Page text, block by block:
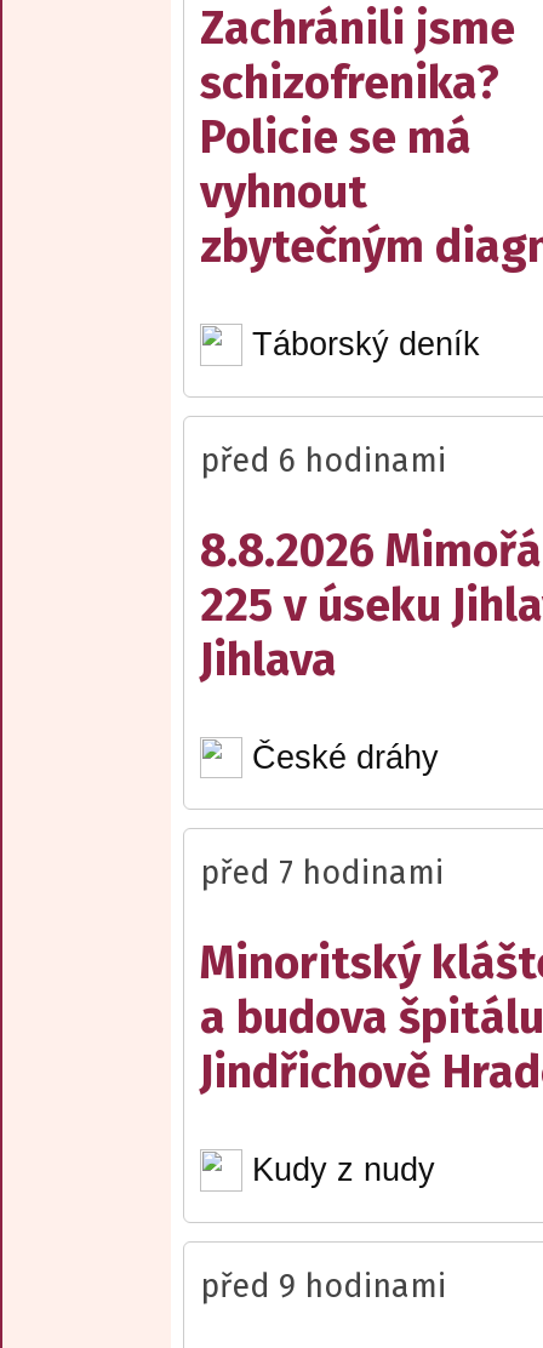
Zachránili jsme
schizofrenika?
Policie se má
vyhnout
zbytečným
Táborský deník
před 6 hodinami
8.8.2026
225 v úseku
Jihlava
České dráhy
před 7 hodinami
Minoritský
a budova
Jindřichově
Kudy z nudy
před 9 hodinami